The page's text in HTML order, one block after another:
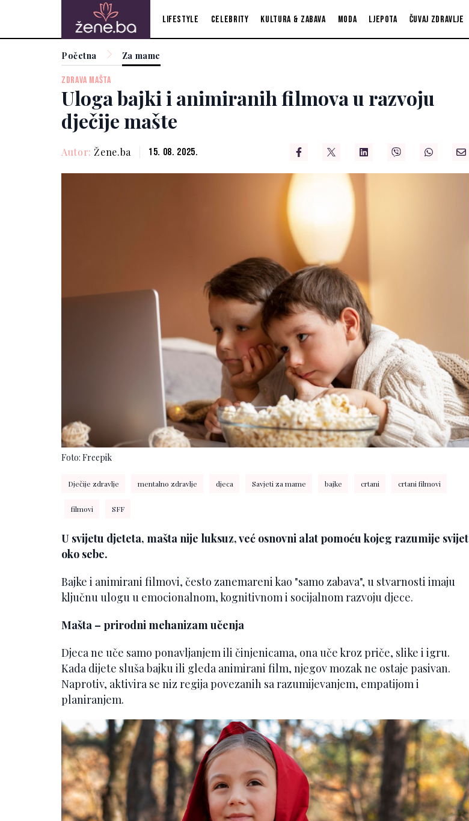
Lifestyle Celebrity Kultura & zabava Moda Ljepota Čuvaj zdravlje
Početna Za mame
ZDRAVA MAŠTA
Uloga bajki i animiranih filmova u razvoju
dječije mašte
Autor: Žene.ba 15. 08. 2025.
Foto: Freepik
Dječije zdravlje mentalno zdravlje djeca Savjeti za mame bajke crtani crtani filmovi
filmovi SFF
U svijetu djeteta, mašta nije luksuz, već osnovni alat pomoću kojeg razumije svijet
oko sebe.
Bajke i animirani filmovi, često zanemareni kao "samo zabava", u stvarnosti imaju
ključnu ulogu u emocionalnom, kognitivnom i socijalnom razvoju djece.
Mašta – prirodni mehanizam učenja
Djeca ne uče samo ponavljanjem ili činjenicama, ona uče kroz priče, slike i igru.
Kada dijete sluša bajku ili gleda animirani film, njegov mozak ne ostaje pasivan.
Naprotiv, aktivira se niz regija povezanih sa razumijevanjem, empatijom i
planiranjem.